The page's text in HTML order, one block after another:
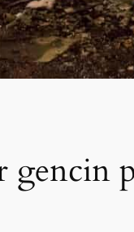
gencin